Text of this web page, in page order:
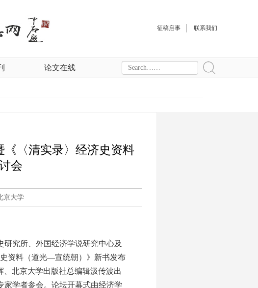
征稿启事 联系我们
论文在线
〈清实录〉经济史资料
会
京大学
究所、外国经济学说研究中心及
资料（道光—宣统朝）》新书发布
北京大学出版社总编辑汲传波出
家学者参会。论坛开幕式由经济学